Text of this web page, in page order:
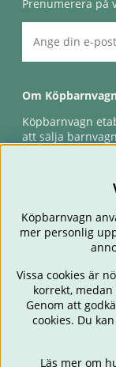
Prenumerera på
Om
Köpbarnvagn
att sälja
Köpbarnvagn
mer personlig
Vissa cookies är
korrekt,
Genom att
cookies. Du
Läs mer om